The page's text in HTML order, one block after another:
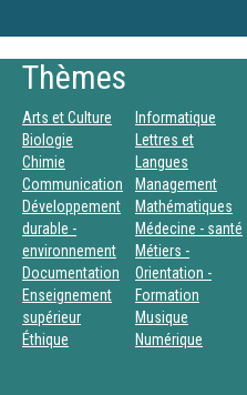
Thèmes
Arts et Culture
Biologie
Chimie
Communication
Développement
durable -
environnement
Documentation
Enseignement
supérieur
Éthique
Informatique
Lettres et
Langues
Management
Mathématiques
Médecine - santé
Métiers -
Orientation -
Formation
Musique
Numérique